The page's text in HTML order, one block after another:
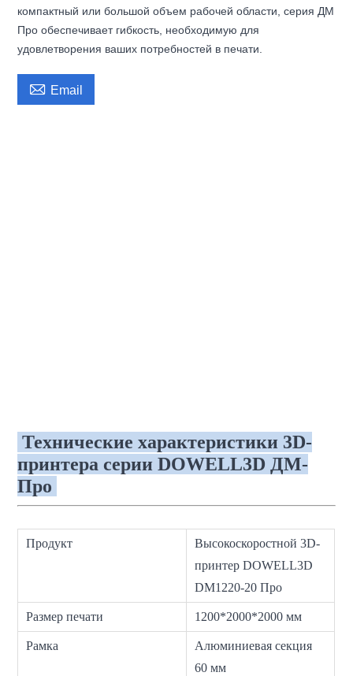
компактный или большой объем рабочей области, серия ДМ
Про обеспечивает гибкость, необходимую для
удовлетворения ваших потребностей в печати.
 Email
Технические характеристики 3D-
принтера серии DOWELL3D ДМ-
Про
Продукт
Высокоскоростной 3D-
принтер DOWELL3D
DM1220-20 Про
Размер печати 1200*2000*2000 мм
Рамка
Алюминиевая секция
60 мм